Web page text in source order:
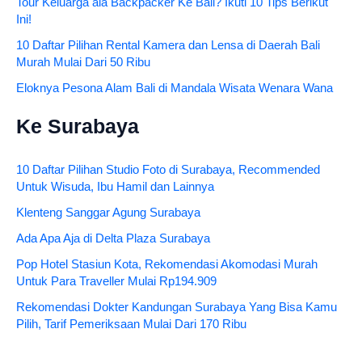
Ini!
10 Daftar Pilihan Rental Kamera dan Lensa di Daerah Bali
Murah Mulai Dari 50 Ribu
Eloknya Pesona Alam Bali di Mandala Wisata Wenara Wana
Ke Surabaya
10 Daftar Pilihan Studio Foto di Surabaya, Recommended
Untuk Wisuda, Ibu Hamil dan Lainnya
Klenteng Sanggar Agung Surabaya
Ada Apa Aja di Delta Plaza Surabaya
Pop Hotel Stasiun Kota, Rekomendasi Akomodasi Murah
Untuk Para Traveller Mulai Rp194.909
Rekomendasi Dokter Kandungan Surabaya Yang Bisa Kamu
Pilih, Tarif Pemeriksaan Mulai Dari 170 Ribu